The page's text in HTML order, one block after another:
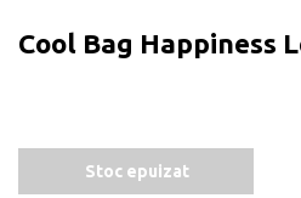
Cool Bag Happiness
Stoc epuizat